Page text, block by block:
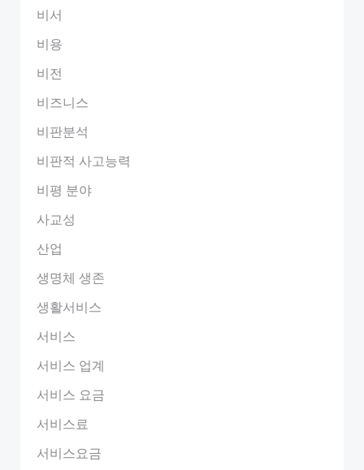
비서
비용
비전
비즈니스
비판분석
비판적 사고능력
비평 분야
사교성
산업
생명체 생존
생활서비스
서비스
서비스 업계
서비스 요금
서비스료
서비스요금